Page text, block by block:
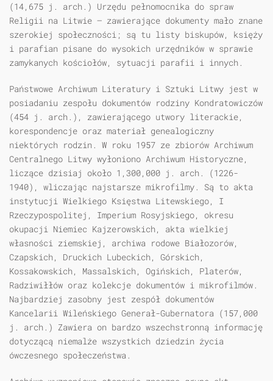
(14,675 j. arch.) Urzędu pełnomocnika do spraw
Religii na Litwie — zawierające dokumenty mało znane
szerokiej społeczności; są tu listy biskupów, księży
i parafian pisane do wysokich urzędników w sprawie
zamykanych kościołów, sytuacji parafii i innych.
Państwowe Archiwum Literatury i Sztuki Litwy jest w
posiadaniu zespołu dokumentów rodziny Kondratowiczów
(454 j. arch.), zawierającego utwory literackie,
korespondencje oraz materiał genealogiczny
niektórych rodzin. W roku 1957 ze zbiorów Archiwum
Centralnego Litwy wyłoniono Archiwum Historyczne,
liczące dzisiaj około 1,300,000 j. arch. (1226-
1940), wliczając najstarsze mikrofilmy. Są to akta
instytucji Wielkiego Księstwa Litewskiego, I
Rzeczypospolitej, Imperium Rosyjskiego, okresu
okupacji Niemiec Kajzerowskich, akta wielkiej
własności ziemskiej, archiwa rodowe Białozorów,
Czapskich, Druckich Lubeckich, Górskich,
Kossakowskich, Massalskich, Ogińskich, Platerów,
Radziwiłłów oraz kolekcje dokumentów i mikrofilmów.
Najbardziej zasobny jest zespół dokumentów
Kancelarii Wileńskiego Generał-Gubernatora (157,000
j. arch.) Zawiera on bardzo wszechstronną informację
dotyczącą niemalże wszystkich dziedzin życia
ówczesnego społeczeństwa.